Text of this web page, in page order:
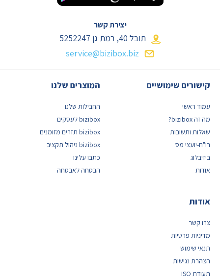
יצירת קשר
תובל 40, רמת גן
service@bizibox.biz
קישורים שימושיים
עמוד ראשי
מה זה bizibox?
שאלות ותשובות
רו"ח-יועצי מס
ביזיבלוג
אודות
המוצרים שלנו
החבילות שלנו
bizibox לעסקים
bizibox תזרים מזומנים
bizibox ניהול תקציב
כתבו עלינו
הבטחה לאבטחה
אודות
צרו קשר
מדיניות פרטיות
תנאי שימוש
הצהרת נגישות
תעודת ISO